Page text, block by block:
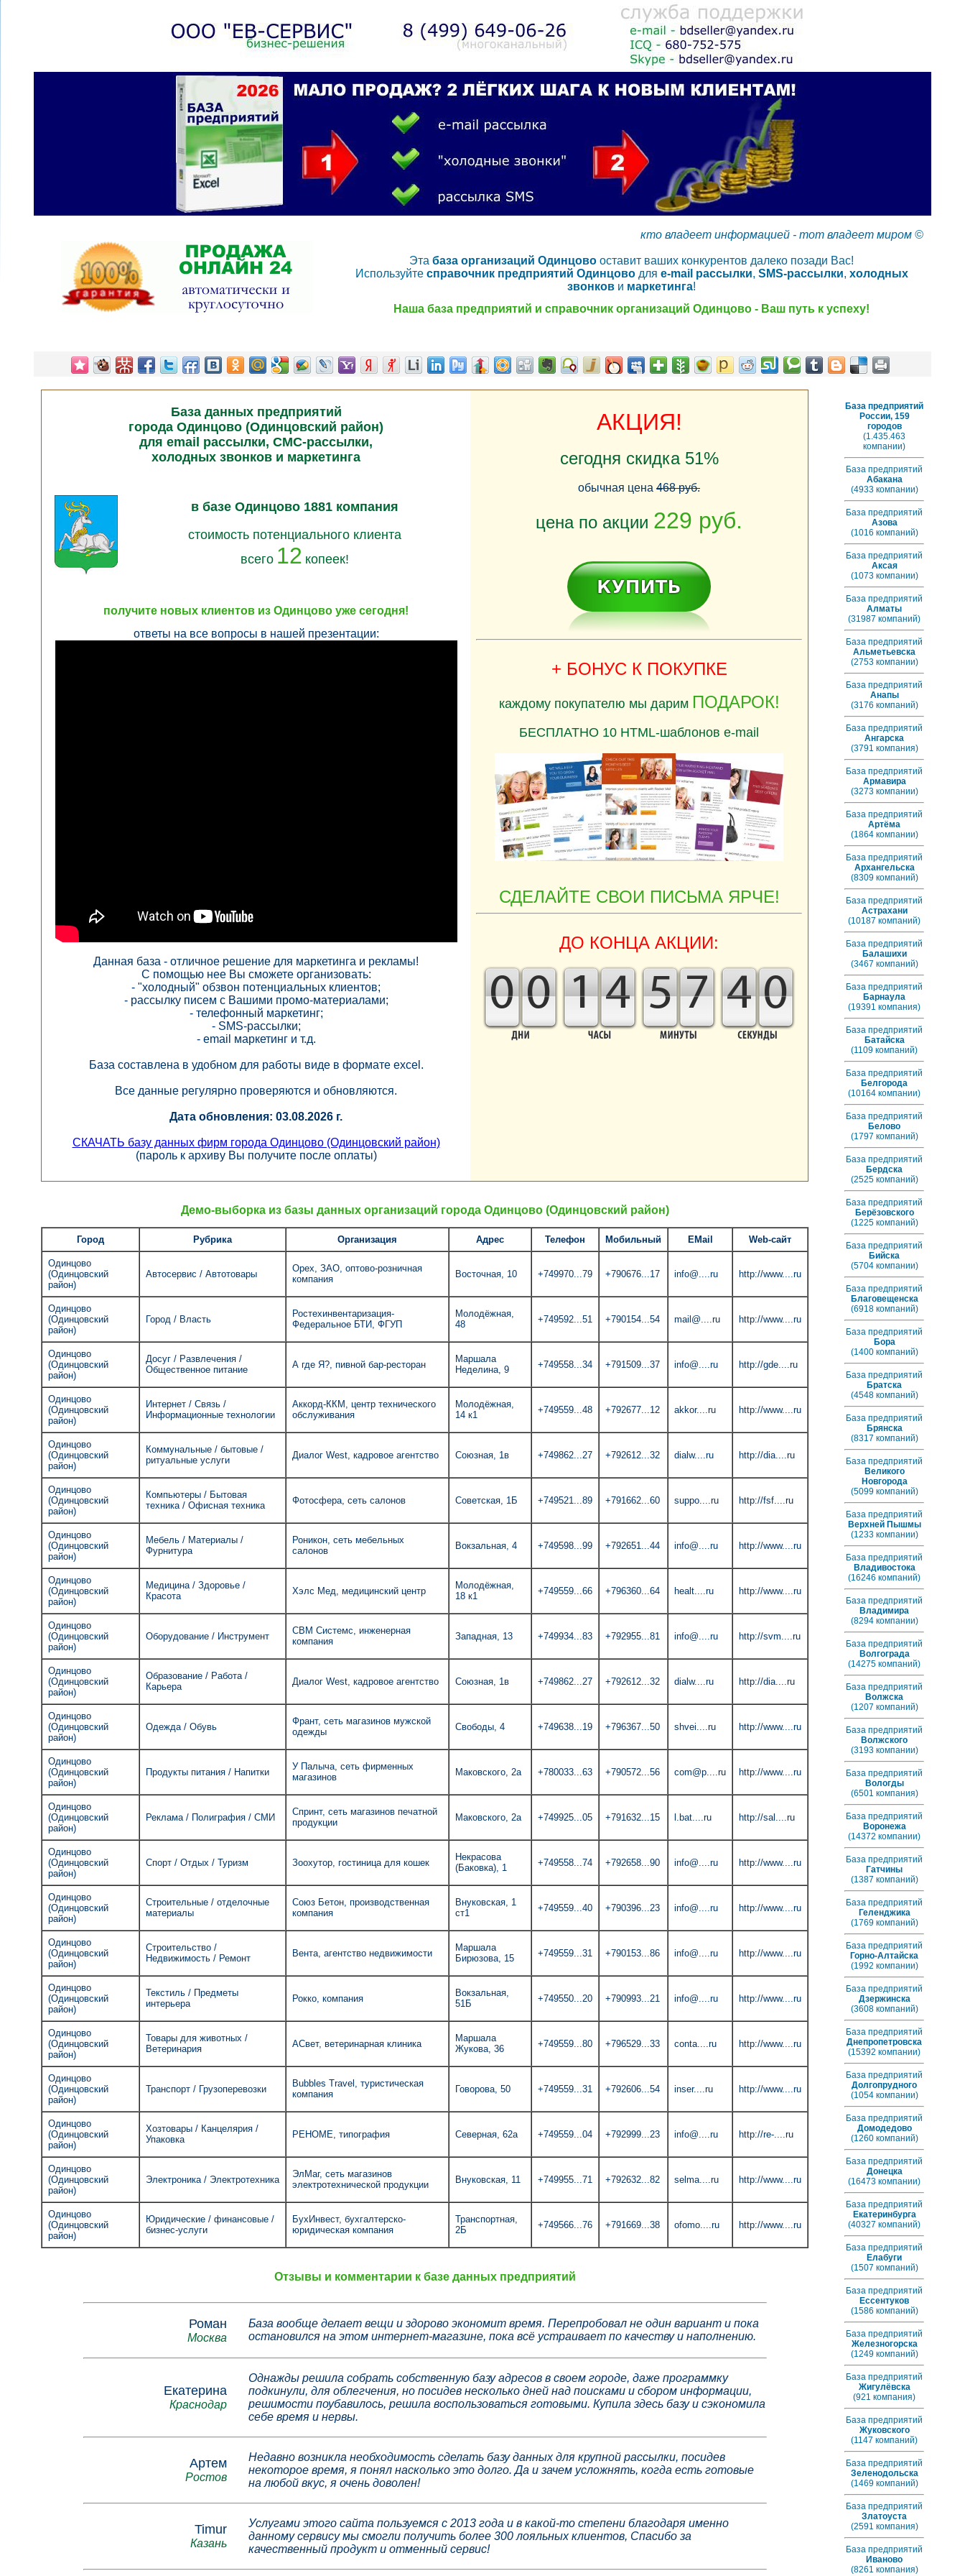
кто владеет информацией - тот владеет миром ©
Эта база организаций Одинцово оставит ваших конкурентов далеко позади Вас!
Используйте справочник предприятий Одинцоводля e-mail рассылки, SMS-рассылки, холодных
звонков и маркетинга!
Наша база предприятий и справочник организаций Одинцово - Ваш путь к успеху!
База данных предприятий
города Одинцово (Одинцовский район)
для email рассылки, СМС-рассылки,
холодных звонков и маркетинга
в базе Одинцово 1881 компания
стоимость потенциального клиента
всего 12 копеек!
получите новых клиентов из Одинцово уже сегодня!
ответы на все вопросы в нашей презентации:
Данная база - отличное решение для маркетинга и рекламы!
С помощью нее Вы сможете организовать:
- "холодный" обзвон потенциальных клиентов;
- рассылку писем с Вашими промо-материалами;
- телефонный маркетинг;
- SMS-рассылки;
- email маркетинг и т.д.
База составлена в удобном для работы виде в формате exсel.
Все данные регулярно проверяются и обновляются.
Дата обновления: 03.08.2026 г.
СКАЧАТЬ базу данных фирм города Одинцово (Одинцовский район)
(пароль к архиву Вы получите после оплаты)
АКЦИЯ!
сегодня скидка 51%
обычная цена 468 руб.
цена по акции 229 руб.
+ БОНУС К ПОКУПКЕ
каждому покупателю мы дарим ПОДАРОК!
БЕСПЛАТНО 10 HTML-шаблонов e-mail
СДЕЛАЙТЕ СВОИ ПИСЬМА ЯРЧЕ!
ДО КОНЦА АКЦИИ:
0 0 1 4 5 7 3 9
Демо-выборка из базы данных организаций города Одинцово (Одинцовский район)
Город Рубрика Организация Адрес Телефон Мобильный EMail Web-сайт
Одинцово
(Одинцовский
район)
Автосервис / Автотовары
Орех, ЗАО, оптово-розничная
компания
Восточная, 10 +749970...79 +790676...17 info@....ru http://www....ru
Одинцово
(Одинцовский
район)
Город / Власть
Ростехинвентаризация-
Федеральное БТИ, ФГУП
Молодёжная,
48
+749592...51 +790154...54 mail@....ru http://www....ru
Одинцово
(Одинцовский
район)
Досуг / Развлечения /
Общественное питание
А где Я?, пивной бар-ресторан
Маршала
Неделина, 9
+749558...34 +791509...37 info@....ru http://gde....ru
Одинцово
(Одинцовский
район)
Интернет / Связь /
Информационные технологии
Аккорд-ККМ, центр технического
обслуживания
Молодёжная,
14 к1
+749559...48 +792677...12 akkor....ru http://www....ru
Одинцово
(Одинцовский
район)
Коммунальные / бытовые /
ритуальные услуги
Диалог West, кадровое агентство Союзная, 1в +749862...27 +792612...32 dialw....ru http://dia....ru
Одинцово
(Одинцовский
район)
Компьютеры / Бытовая
техника / Офисная техника
Фотосфера, сеть салонов Советская, 1Б +749521...89 +791662...60 suppo....ru http://fsf....ru
Одинцово
(Одинцовский
район)
Мебель / Материалы /
Фурнитура
Роникон, сеть мебельных
салонов
Вокзальная, 4 +749598...99 +792651...44 info@....ru http://www....ru
Одинцово
(Одинцовский
район)
Медицина / Здоровье /
Красота
Хэлс Мед, медицинский центр
Молодёжная,
18 к1
+749559...66 +796360...64 healt....ru http://www....ru
Одинцово
(Одинцовский
район)
Оборудование / Инструмент
СВМ Системс, инженерная
компания
Западная, 13 +749934...83 +792955...81 info@....ru http://svm....ru
Одинцово
(Одинцовский
район)
Образование / Работа /
Карьера
Диалог West, кадровое агентство Союзная, 1в +749862...27 +792612...32 dialw....ru http://dia....ru
Одинцово
(Одинцовский
район)
Одежда / Обувь
Франт, сеть магазинов мужской
одежды
Свободы, 4 +749638...19 +796367...50 shvei....ru http://www....ru
Одинцово
(Одинцовский
район)
Продукты питания / Напитки
У Палыча, сеть фирменных
магазинов
Маковского, 2а +780033...63 +790572...56 com@p....ru http://www....ru
Одинцово
(Одинцовский
район)
Реклама / Полиграфия / СМИ
Спринт, сеть магазинов печатной
продукции
Маковского, 2а +749925...05 +791632...15 l.bat....ru http://sal....ru
Одинцово
(Одинцовский
район)
Спорт / Отдых / Туризм Зоохутор, гостиница для кошек
Некрасова
(Баковка), 1
+749558...74 +792658...90 info@....ru http://www....ru
Одинцово
(Одинцовский
район)
Строительные / отделочные
материалы
Союз Бетон, производственная
компания
Внуковская, 1
ст1
+749559...40 +790396...23 info@....ru http://www....ru
Одинцово
(Одинцовский
район)
Строительство /
Недвижимость / Ремонт
Вента, агентство недвижимости
Маршала
Бирюзова, 15
+749559...31 +790153...86 info@....ru http://www....ru
Одинцово
(Одинцовский
район)
Текстиль / Предметы
интерьера
Рокко, компания
Вокзальная,
51Б
+749550...20 +790993...21 info@....ru http://www....ru
Одинцово
(Одинцовский
район)
Товары для животных /
Ветеринария
АСвет, ветеринарная клиника
Маршала
Жукова, 36
+749559...80 +796529...33 conta....ru http://www....ru
Одинцово
(Одинцовский
район)
Транспорт / Грузоперевозки
Bubbles Travel, туристическая
компания
Говорова, 50 +749559...31 +792606...54 inser....ru http://www....ru
Одинцово
(Одинцовский
район)
Хозтовары / Канцелярия /
Упаковка
РЕНОМЕ, типография Северная, 62а +749559...04 +792999...23 info@....ru http://re-....ru
Одинцово
(Одинцовский
район)
Электроника / Электротехника
ЭлМаг, сеть магазинов
электротехнической продукции
Внуковская, 11 +749955...71 +792632...82 selma....ru http://www....ru
Одинцово
(Одинцовский
район)
Юридические / финансовые /
бизнес-услуги
БухИнвест, бухгалтерско-
юридическая компания
Транспортная,
2Б
+749566...76 +791669...38 ofomo....ru http://www....ru
Отзывы и комментарии к базе данных предприятий
Роман
Москва
База вообще делает вещи и здорово экономит время. Перепробовал не один вариант и пока
остановился на этом интернет-магазине, пока всё устраивает по качеству и наполнению.
Екатерина
Краснодар
Однажды решила собрать собственную базу адресов в своем городе, даже программку
подкинули, для облегчения, но посидев несколько дней над поисками и сбором информации,
решимости поубавилось, решила воспользоваться готовыми. Купила здесь базу и сэкономила
себе время и нервы.
Артем
Ростов
Недавно возникла необходимость сделать базу данных для крупной рассылки, посидев
некоторое время, я понял насколько это долго. Да и зачем усложнять, когда есть готовые
на любой вкус, я очень доволен!
Timur
Казань
Услугами этого сайта пользуемся с 2013 года и в какой-то степени благодаря именно
данному сервису мы смогли получить более 300 лояльных клиентов, Спасибо за
качественный продукт и отменный сервис!
База предприятий
России, 159
городов
(1.435.463
компании)
База предприятий
Абакана
(4933 компании)
База предприятий
Азова
(1016 компаний)
База предприятий
Аксая
(1073 компании)
База предприятий
Алматы
(31987 компаний)
База предприятий
Альметьевска
(2753 компании)
База предприятий
Анапы
(3176 компаний)
База предприятий
Ангарска
(3791 компания)
База предприятий
Армавира
(3273 компании)
База предприятий
Артёма
(1864 компании)
База предприятий
Архангельска
(8309 компаний)
База предприятий
Астрахани
(10187 компаний)
База предприятий
Балашихи
(3467 компаний)
База предприятий
Барнаула
(19391 компания)
База предприятий
Батайска
(1109 компаний)
База предприятий
Белгорода
(10164 компании)
База предприятий
Белово
(1797 компаний)
База предприятий
Бердска
(2525 компаний)
База предприятий
Берёзовского
(1225 компаний)
База предприятий
Бийска
(5704 компании)
База предприятий
Благовещенска
(6918 компаний)
База предприятий
Бора
(1400 компаний)
База предприятий
Братска
(4548 компаний)
База предприятий
Брянска
(8317 компаний)
База предприятий
Великого
Новгорода
(5099 компаний)
База предприятий
Верхней Пышмы
(1233 компании)
База предприятий
Владивостока
(16246 компаний)
База предприятий
Владимира
(8294 компании)
База предприятий
Волгограда
(14275 компаний)
База предприятий
Волжска
(1207 компаний)
База предприятий
Волжского
(3193 компании)
База предприятий
Вологды
(6501 компания)
База предприятий
Воронежа
(14372 компании)
База предприятий
Гатчины
(1387 компаний)
База предприятий
Геленджика
(1769 компаний)
База предприятий
Горно-Алтайска
(1992 компании)
База предприятий
Дзержинска
(3608 компаний)
База предприятий
Днепропетровска
(15392 компании)
База предприятий
Долгопрудного
(1054 компании)
База предприятий
Домодедово
(1260 компаний)
База предприятий
Донецка
(16473 компании)
База предприятий
Екатеринбурга
(40327 компаний)
База предприятий
Елабуги
(1507 компаний)
База предприятий
Ессентуков
(1586 компаний)
База предприятий
Железногорска
(1249 компаний)
База предприятий
Жигулёвска
(921 компания)
База предприятий
Жуковского
(1147 компаний)
База предприятий
Зеленодольска
(1469 компаний)
База предприятий
Златоуста
(2591 компания)
База предприятий
Иваново
(8261 компания)